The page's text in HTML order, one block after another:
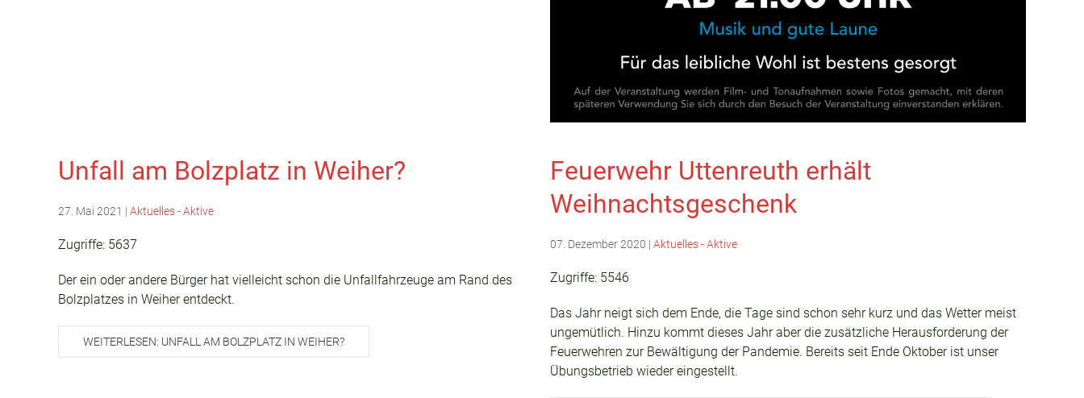
Unfall am Bolzplatz in Weiher?
27. Mai 2021 | Aktuelles - Aktive
Zugriffe: 5637
Der ein oder andere Bürger hat vielleicht schon die Unfallfahrzeuge am Rand des
Bolzplatzes in Weiher entdeckt.
WEITERLESEN: UNFALL AM BOLZPLATZ IN WEIHER?
Feuerwehr Uttenreuth erhält
Weihnachtsgeschenk
07. Dezember 2020 | Aktuelles - Aktive
Zugriffe: 5546
Das Jahr neigt sich dem Ende, die Tage sind schon sehr kurz und das Wetter meist
ungemütlich. Hinzu kommt dieses Jahr aber die zusätzliche Herausforderung der
Feuerwehren zur Bewältigung der Pandemie. Bereits seit Ende Oktober ist unser
Übungsbetrieb wieder eingestellt.